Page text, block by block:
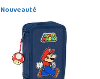
Nouveauté